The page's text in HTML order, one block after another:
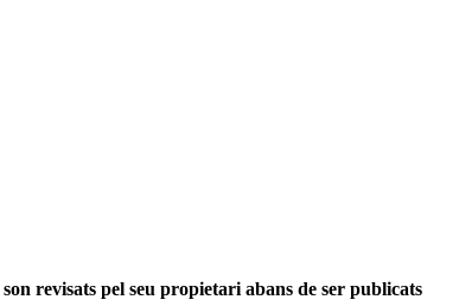
revisats pel seu propietari abans de ser publicats